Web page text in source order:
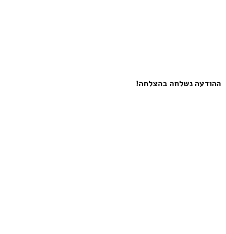
ההודעה נשלחה בהצלחה!